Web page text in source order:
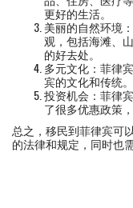
更好的生活。
美丽的自然环境
观，包括海滩、
的好去处。
多元文化：菲律
宾的文化和传统。
投资机会：菲律
了很多优惠政策
总之，移民到菲律宾可
的法律和规定，同时也